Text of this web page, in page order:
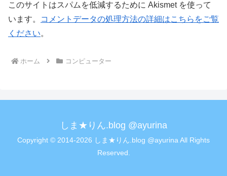
このサイトはスパムを低減するために Akismet を使って
います。
コメントデータの処理方法の詳細はこちらをご覧
ください。
ホーム コンピューター
しま★りん.blog @ayurina
Copyright © 2014-2026 しま★りん.blog @ayurina All Rights
Reserved.